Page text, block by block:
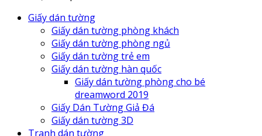
Giấy dán tường
Giấy dán tường phòng khách
Giấy dán tường phòng ngủ
Giấy dán tường trẻ em
Giấy dán tường hàn quốc
Giấy dán tường phòng cho bé
dreamword 2019
Giấy Dán Tường Giả Đá
Giấy dán tường 3D
Tranh dán tường